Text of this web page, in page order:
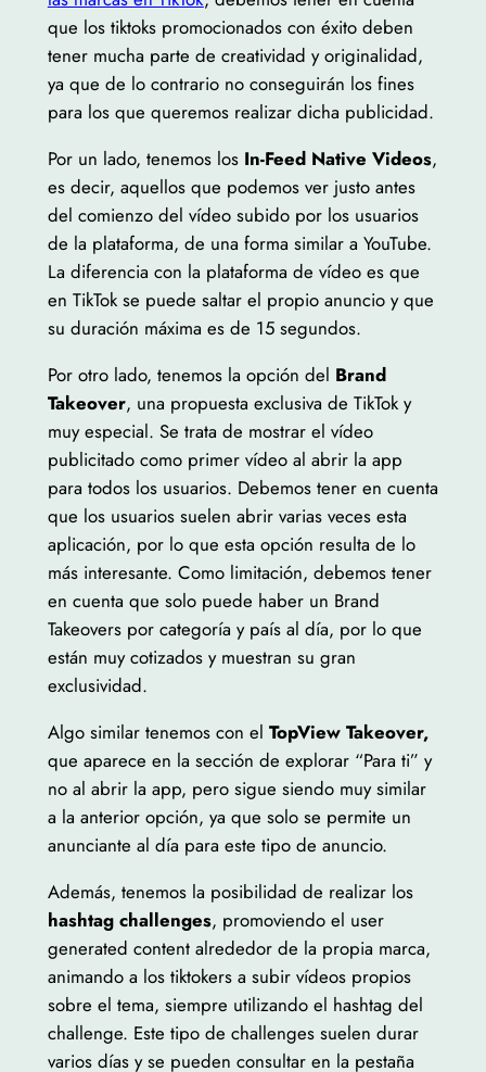
que los tiktoks promocionados con éxito deben
tener mucha parte de creatividad y originalidad,
ya que de lo contrario no conseguirán los fines
para los que queremos realizar dicha publicidad.
Por un lado, tenemos los In-Feed Native Videos,
es decir, aquellos que podemos ver justo antes
del comienzo del vídeo subido por los usuarios
de la plataforma, de una forma similar a YouTube.
La diferencia con la plataforma de vídeo es que
en TikTok se puede saltar el propio anuncio y que
su duración máxima es de 15 segundos.
Por otro lado, tenemos la opción del Brand
Takeover, una propuesta exclusiva de TikTok y
muy especial. Se trata de mostrar el vídeo
publicitado como primer vídeo al abrir la app
para todos los usuarios. Debemos tener en cuenta
que los usuarios suelen abrir varias veces esta
aplicación, por lo que esta opción resulta de lo
más interesante. Como limitación, debemos tener
en cuenta que solo puede haber un Brand
Takeovers por categoría y país al día, por lo que
están muy cotizados y muestran su gran
exclusividad.
Algo similar tenemos con el TopView Takeover,
que aparece en la sección de explorar “Para ti” y
no al abrir la app, pero sigue siendo muy similar
a la anterior opción, ya que solo se permite un
anunciante al día para este tipo de anuncio.
Además, tenemos la posibilidad de realizar los
hashtag challenges, promoviendo el user
generated content alrededor de la propia marca,
animando a los tiktokers a subir vídeos propios
sobre el tema, siempre utilizando el hashtag del
challenge. Este tipo de challenges suelen durar
varios días y se pueden consultar en la pestaña